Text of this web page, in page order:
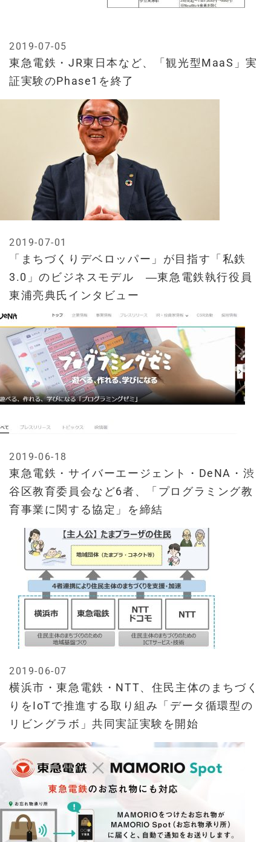
東急電鉄・JR東日本など、「観光型MaaS」実
証実験のPhase1を終了
2019-07-05
「まちづくりデベロッパー」が目指す「私鉄
3.0」のビジネスモデル ―東急電鉄執行役員
東浦亮典氏インタビュー
2019-07-01
東急電鉄・サイバーエージェント・DeNA・渋
谷区教育委員会など6者、「プログラミング教
育事業に関する協定」を締結
2019-06-18
横浜市・東急電鉄・NTT、住民主体のまちづく
りをIoTで推進する取り組み「データ循環型の
リビングラボ」共同実証実験を開始
2019-06-07